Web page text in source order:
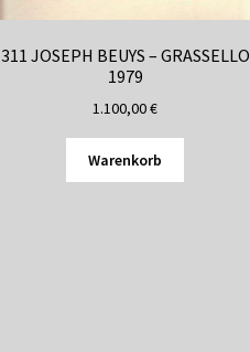
311 JOSEPH BEUYS – GRASSELLO
1979
1.100,00€
Warenkorb